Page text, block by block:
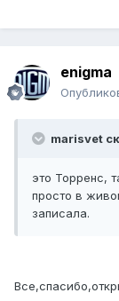
enigma
marisvet
это Торренс,
просто в
записала.